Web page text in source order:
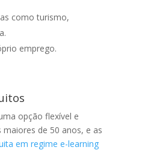
como turismo,
emprego.
opção flexível e
de 50 anos, e as
em regime e-learning